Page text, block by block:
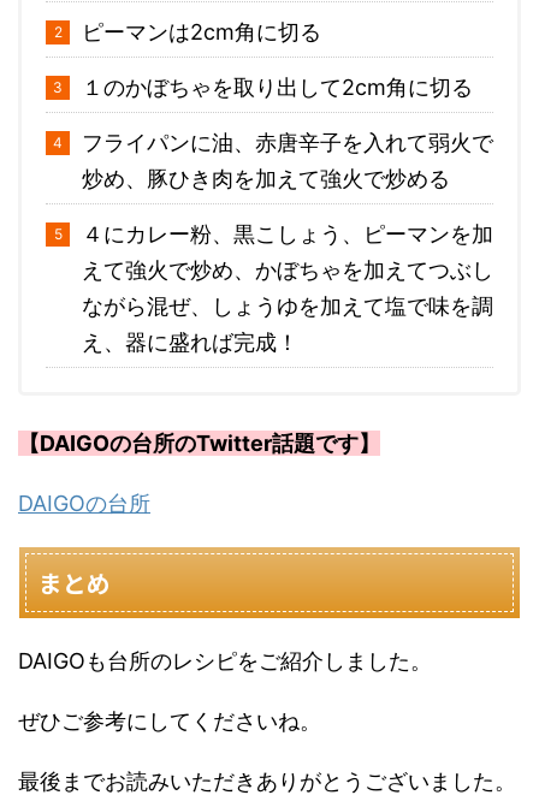
ピーマンは2cm角に切る
１のかぼちゃを取り出して2cm角に切る
フライパンに油、赤唐辛子を入れて弱火で
炒め、豚ひき肉を加えて強火で炒める
４にカレー粉、黒こしょう、ピーマンを加
えて強火で炒め、かぼちゃを加えてつぶし
ながら混ぜ、しょうゆを加えて塩で味を調
え、器に盛れば完成！
【DAIGOの台所のTwitter話題です】
DAIGOの台所
まとめ
DAIGOも台所のレシピをご紹介しました。
ぜひご参考にしてくださいね。
最後までお読みいただきありがとうございました。